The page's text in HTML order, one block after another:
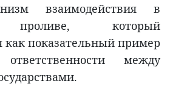
взаимодействия в
проливе, который
как показательный пример
ответственности между